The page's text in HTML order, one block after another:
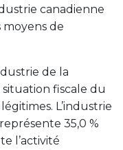
canadienne
moyens de
de la
fiscale du
L’industrie
35,0 %
l’activité